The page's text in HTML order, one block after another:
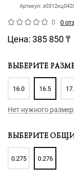
Артикул:
0 0
Цена: 385 850₸
ВЫБЕРИТЕ
16.0 16.5
Нет нужного
ВЫБЕРИТЕ
0.275 0.276